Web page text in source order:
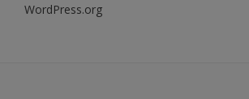
WordPress.org